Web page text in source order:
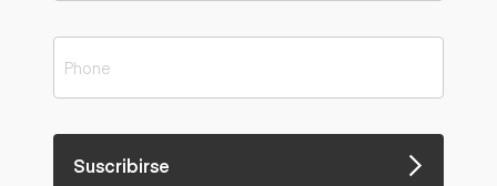
Suscribirse